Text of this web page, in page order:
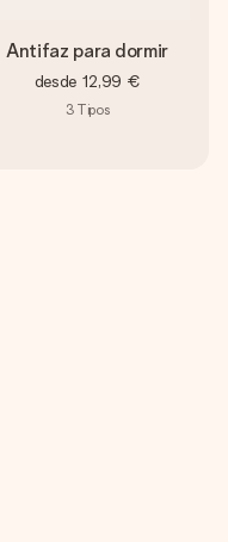
Antifaz para dormir
desde 12,99 €
3 Tipos